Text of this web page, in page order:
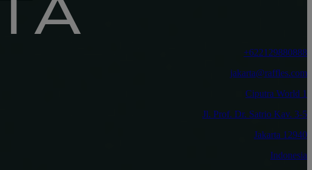
‎+622129880888
jakarta@raffles.com
Ciputra World 1
Jl. Prof. Dr. Satrio Kav. 3-5
12940 Jakarta
Indonesia